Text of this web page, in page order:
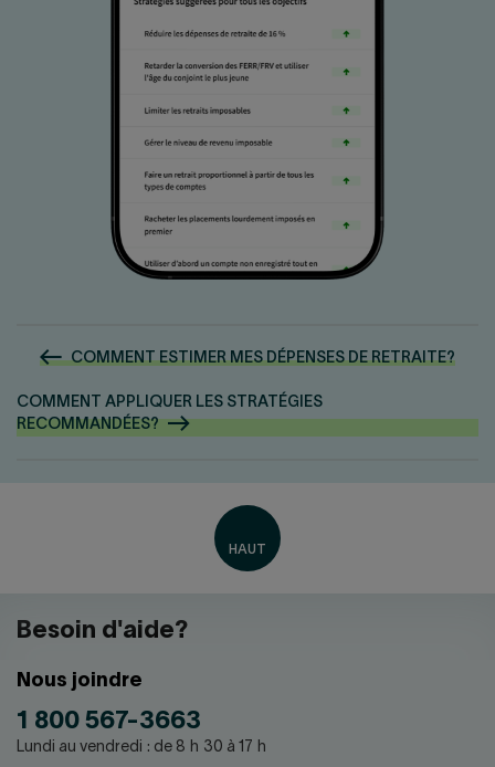
COMMENT ESTIMER MES DÉPENSES DE RETRAITE?
COMMENT APPLIQUER LES STRATÉGIES
RECOMMANDÉES?
Besoin d'aide?
Nous joindre
1 800 567-3663
Lundi au vendredi : de 8 h 30 à 17 h